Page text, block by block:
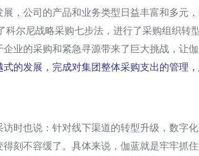
，公司的产品和业务类型日益丰富和多元
科尔尼战略采购七步法，进行了采购组织转
业的采购和紧急寻源带来了巨大挑战，让伽
的发展，完成对集团整体采购支出的管理
时也说：针对线下渠道的转型升级，数字
刻不容缓了。具体来说，伽蓝就是牢牢抓